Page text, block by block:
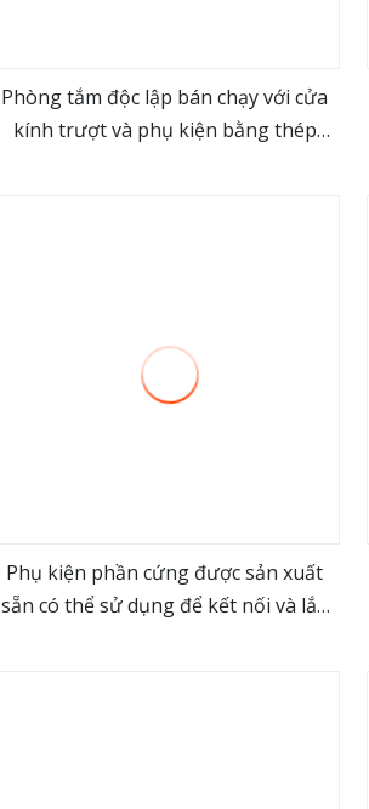
view more
Phòng tắm độc lập bán chạy với cửa
kính trượt và phụ kiện bằng thép
view more
Phụ kiện phần cứng được sản xuất
sẵn có thể sử dụng để kết nối và lắp